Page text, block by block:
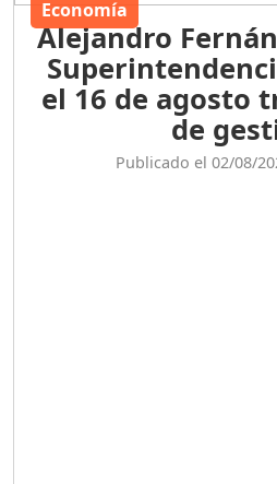
Economía
Alejandro
el 16 de agosto
de
Publicado el 02/08/